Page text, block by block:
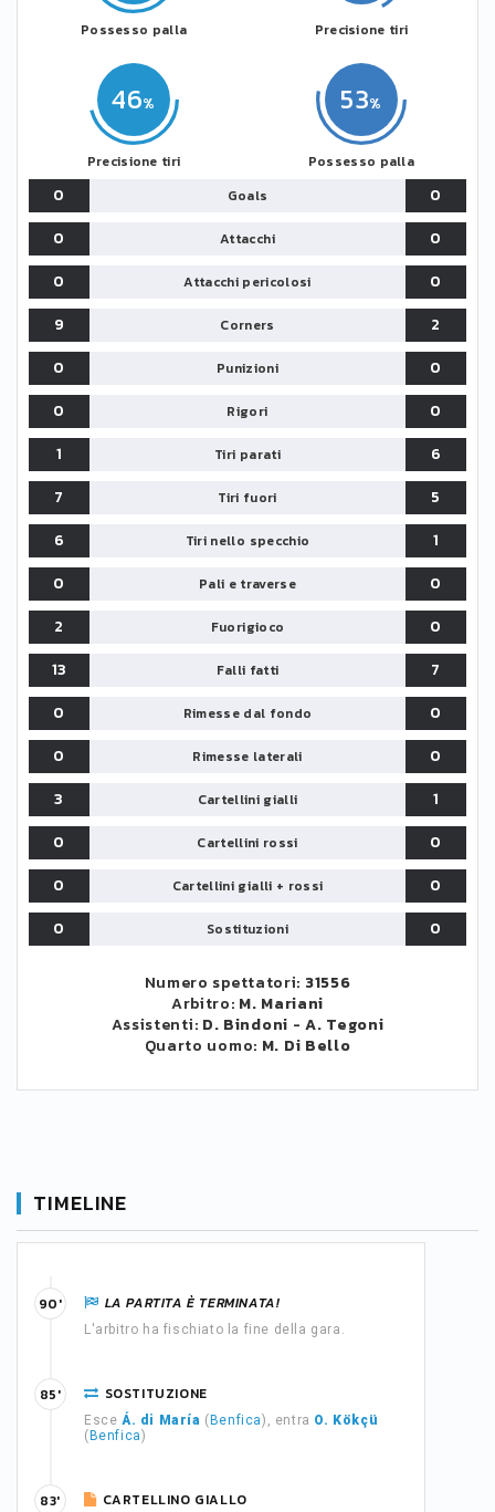
Possesso palla
46
Precisione tiri
53
Possesso palla
Precisione tiri
0 Goals
0
0
Attacchi
0
0
Attacchi pericolosi
0
9
Corners
2
0
Punizioni
0
0
Rigori
0
1
Tiri parati
6
7
Tiri fuori
5
6
Tiri nello specchio
1
0
Pali e traverse
0
2
Fuorigioco
0
13
Falli fatti
7
0
Rimesse dal fondo
0
0
Rimesse laterali
0
3
Cartellini gialli
1
0
Cartellini rossi
0
0
Cartellini gialli + rossi
0
0
Sostituzioni 0
Numero spettatori: 31556
Arbitro: M. Mariani
Assistenti: D. Bindoni -A. Tegoni
Quarto uomo: M. Di Bello
TIMELINE
LA PARTITA È TERMINATA!
L'arbitro ha fischiato la fine della gara.
90'
SOSTITUZIONE
Esce Á. di María ( Benfica), entra O. Kökçü
( Benfica)
85'
CARTELLINO GIALLO
83'